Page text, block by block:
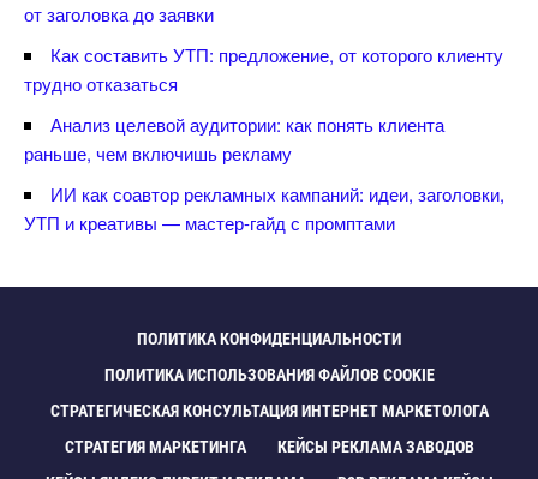
от заголовка до заявки
Как составить УТП: предложение, от которого клиенту
трудно отказаться
Анализ целевой аудитории: как понять клиента
раньше, чем включишь рекламу
ИИ как соавтор рекламных кампаний: идеи, заголовки,
УТП и креативы — мастер-гайд с промптами
ПОЛИТИКА КОНФИДЕНЦИАЛЬНОСТИ
ПОЛИТИКА ИСПОЛЬЗОВАНИЯ ФАЙЛОВ COOKIE
СТРАТЕГИЧЕСКАЯ КОНСУЛЬТАЦИЯ ИНТЕРНЕТ МАРКЕТОЛОГА
СТРАТЕГИЯ МАРКЕТИНГА
КЕЙСЫ РЕКЛАМА ЗАВОДО